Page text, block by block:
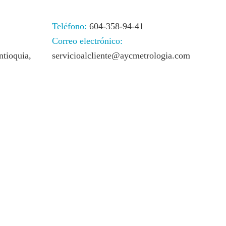
Teléfono: 604-358-94-41
Correo electrónico:
servicioalcliente@aycmetrologia.com